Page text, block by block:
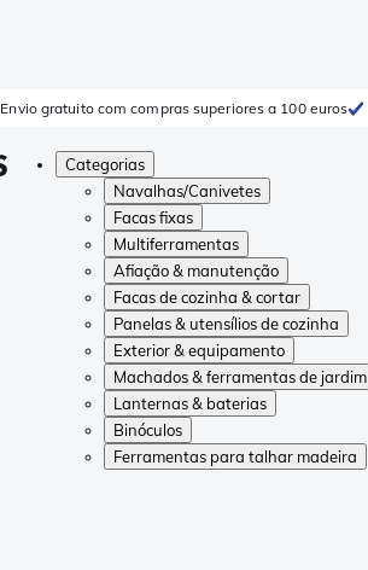
Envio gratuito com compras superiores a 100 euros
Categorias
Navalhas/Canivetes
Facas fixas
Multiferramentas
Afiação & manutenção
Facas de cozinha & cortar
Panelas & utensílios de cozinha
Exterior & equipamento
Machados & ferramentas de jardim
Lanternas & baterias
Binóculos
Ferramentas para talhar madeira